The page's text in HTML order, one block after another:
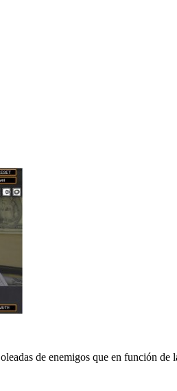
de enemigos que en función de